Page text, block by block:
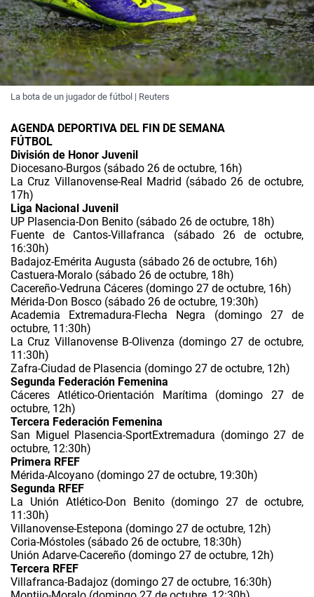
La bota de un jugador de fútbol | Reuters
AGENDA DEPORTIVA DEL FIN DE SEMANA
FÚTBOL
División de Honor Juvenil
Diocesano-Burgos (sábado 26 de octubre, 16h)
La Cruz Villanovense-Real Madrid (sábado 26 de octubre,
17h)
Liga Nacional Juvenil
UP Plasencia-Don Benito (sábado 26 de octubre, 18h)
Fuente de Cantos-Villafranca (sábado 26 de octubre,
16:30h)
Badajoz-Emérita Augusta (sábado 26 de octubre, 16h)
Castuera-Moralo (sábado 26 de octubre, 18h)
Cacereño-Vedruna Cáceres (domingo 27 de octubre, 16h)
Mérida-Don Bosco (sábado 26 de octubre, 19:30h)
Academia Extremadura-Flecha Negra (domingo 27 de
octubre, 11:30h)
La Cruz Villanovense B-Olivenza (domingo 27 de octubre,
11:30h)
Zafra-Ciudad de Plasencia (domingo 27 de octubre, 12h)
Segunda Federación Femenina
Cáceres Atlético-Orientación Marítima (domingo 27 de
octubre, 12h)
Tercera Federación Femenina
San Miguel Plasencia-SportExtremadura (domingo 27 de
octubre, 12:30h)
Primera RFEF
Mérida-Alcoyano (domingo 27 de octubre, 19:30h)
Segunda RFEF
La Unión Atlético-Don Benito (domingo 27 de octubre,
11:30h)
Villanovense-Estepona (domingo 27 de octubre, 12h)
Coria-Móstoles (sábado 26 de octubre, 18:30h)
Unión Adarve-Cacereño (domingo 27 de octubre, 12h)
Tercera RFEF
Villafranca-Badajoz (domingo 27 de octubre, 16:30h)